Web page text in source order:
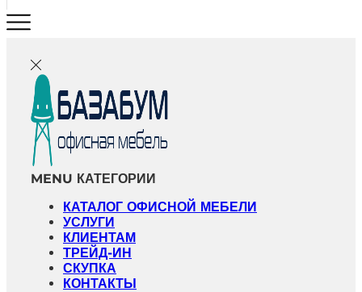
MENU КАТЕГОРИИ
КАТАЛОГ ОФИСНОЙ МЕБЕЛИ
УСЛУГИ
КЛИЕНТАМ
ТРЕЙД-ИН
СКУПКА
КОНТАКТЫ